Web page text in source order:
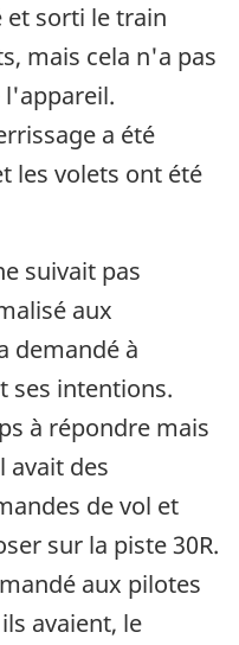
et sorti le train
mais cela n'a pas
l'appareil.
a été
les volets ont été
suivait pas
aux
demandé à
ses intentions.
à répondre mais
avait des
de vol et
sur la piste 30R.
aux pilotes
avaient, le